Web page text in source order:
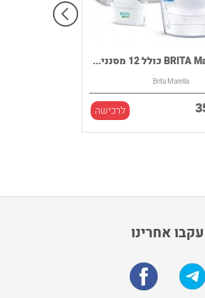
Brita Marella
לרכישה
עקבו אחרינו